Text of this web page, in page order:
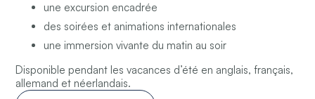
une excursion encadrée
des soirées et animations internationales
une immersion vivante du matin au soir
Disponible pendant les vacances d’été en anglais, français,
allemand et néerlandais.